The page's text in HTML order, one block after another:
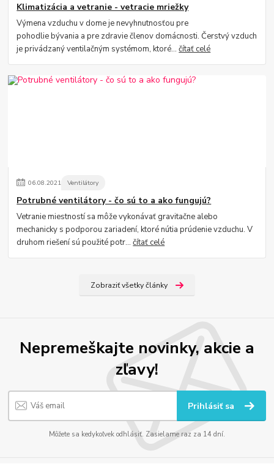
Klimatizácia a vetranie - vetracie mriežky
Výmena vzduchu v dome je nevyhnutnosťou pre
pohodlie bývania a pre zdravie členov domácnosti. Čerstvý vzduch
je privádzaný ventilačným systémom, ktoré...čítať celé
06.08.2021 Ventilátory
Potrubné ventilátory - čo sú to a ako fungujú?
Vetranie miestností sa môže vykonávať gravitačne alebo
mechanicky s podporou zariadení, ktoré nútia prúdenie vzduchu. V
druhom riešení sú použité potr...čítať celé
Zobraziť všetky články
Nepremeškajte novinky, akcie a
zľavy!
Prihlásiť sa
Môžete sa kedykoľvek odhlásiť. Zasielame raz za 14 dní.